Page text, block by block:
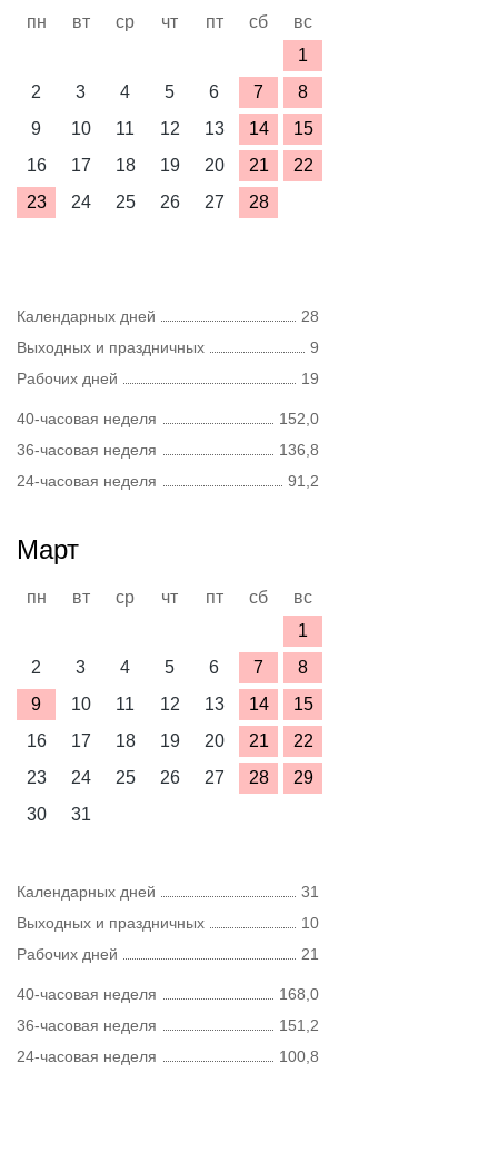
пн вт ср чт пт сб
вс
1
2
3 4 5 6 7
8
9
10 11 12 13 14
15
16
17 18 19 20 21
22
23
24 25 26 27 28
Календарных дней
28
Выходных и праздничных
9
Рабочих дней
19
40-часовая неделя
152,0
36-часовая неделя
136,8
24-часовая неделя
91,2
Март
пн вт ср чт пт сб
вс
1
2
3 4 5 6 7
8
9
10 11 12 13 14
15
16
17 18 19 20 21
22
23
24 25 26 27 28
29
30
31
Календарных дней
31
Выходных и праздничных
10
Рабочих дней
21
40-часовая неделя
168,0
36-часовая неделя
151,2
24-часовая неделя
100,8